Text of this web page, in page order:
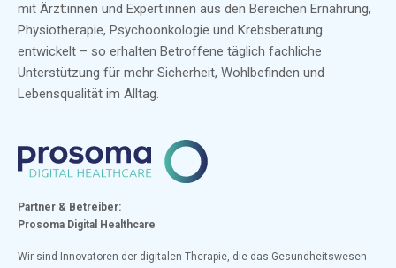
mit Ärzt:innen und Expert:innen aus den Bereichen Ernährung,
Physiotherapie, Psychoonkologie und Krebsberatung
entwickelt – so erhalten Betroffene täglich fachliche
Unterstützung für mehr Sicherheit, Wohlbefinden und
Lebensqualität im Alltag.
Partner & Betreiber:
Prosoma Digital Healthcare
Wir sind Innovatoren der digitalen Therapie, die das Gesundheitswesen